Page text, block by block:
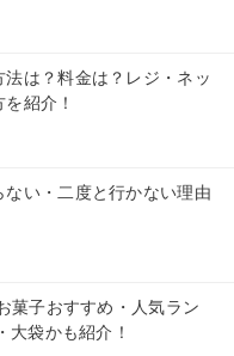
は？料金は？レジ・ネッ
紹介！
い・二度と行かない理由
菓子おすすめ・人気ラン
大袋かも紹介！